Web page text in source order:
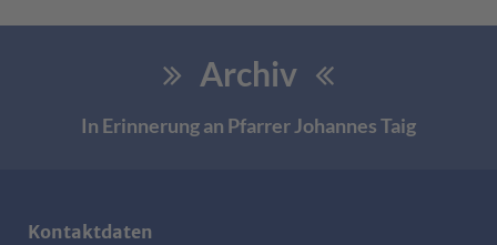
Archiv
In Erinnerung an Pfarrer Johannes Taig
Kontaktdaten